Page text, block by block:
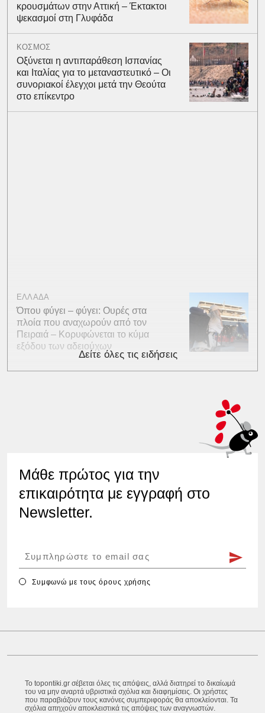
κρουσμάτων στην Αττική – Έκτακτοι
ψεκασμοί στη Γλυφάδα
ΚΟΣΜΟΣ
Οξύνεται η αντιπαράθεση Ισπανίας
και Ιταλίας για το μεταναστευτικό – Οι
συνοριακοί έλεγχοι μετά την Θεούτα
στο επίκεντρο
ΕΛΛΑΔΑ
Όπου φύγει – φύγει: Ουρές στα
πλοία που αναχωρούν από τον
Πειραιά – Κορυφώνεται το κύμα
εξόδου των αδειούχων
Δείτε όλες τις ειδήσεις
Μάθε πρώτος για την
επικαιρότητα με εγγραφή στο
Newsletter.
Συμφωνώ με τουςόρους χρήσης
Το topontiki.gr σέβεται όλες τις απόψεις, αλλά διατηρεί το δικαίωμά
του να μην αναρτά υβριστικά σχόλια και διαφημίσεις. Οι χρήστες
που παραβιάζουν τους κανόνες συμπεριφοράς θα αποκλείονται. Τα
σχόλια απηχούν αποκλειστικά τις απόψεις των αναγνωστών.